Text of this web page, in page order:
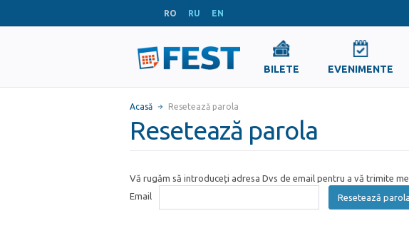
RO RU EN
BILETE EVENIMENTE
Acasă Resetează parola
Resetează parola
Vă rugăm să introduceți adresa Dvs de email pentru a vă trimite
Email
Resetează parola